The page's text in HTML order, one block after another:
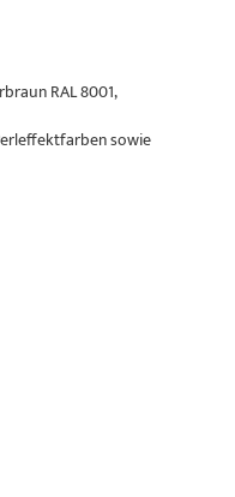
RAL 8001,
sowie